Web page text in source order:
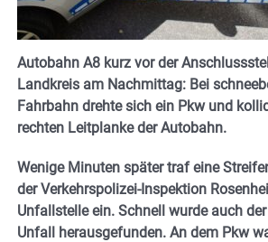
Autobahn A8 kurz vor der
Landkreis am Nachmittag: Bei
Fahrbahn drehte sich ein Pkw und
rechten Leitplanke der Autobahn.
Wenige Minuten später traf eine
der Verkehrspolizei-Inspektion
Unfallstelle ein. Schnell wurde auch
Unfall herausgefunden. An dem Pkw